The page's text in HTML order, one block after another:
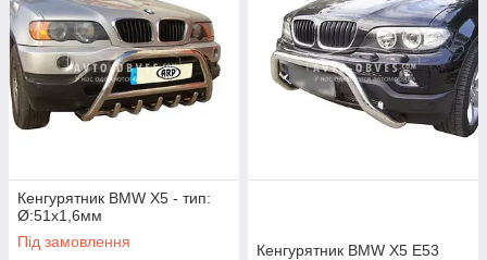
Кенгурятник BMW X5 - тип:
Ø:51х1,6мм
Під замовлення
Кенгурятник BMW X5 E53